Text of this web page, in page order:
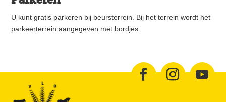
U kunt gratis parkeren bij beursterrein. Bij het terrein wordt het
parkeerterrein aangegeven met bordjes.